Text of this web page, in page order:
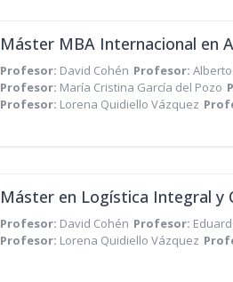
Profesor: David Cohén Profesor:
Profesor: María Cristina García del Pozo
Profesor: Lorena Quidiello Vázquez
Profesor: David Cohén Profesor:
Profesor: Lorena Quidiello Vázquez